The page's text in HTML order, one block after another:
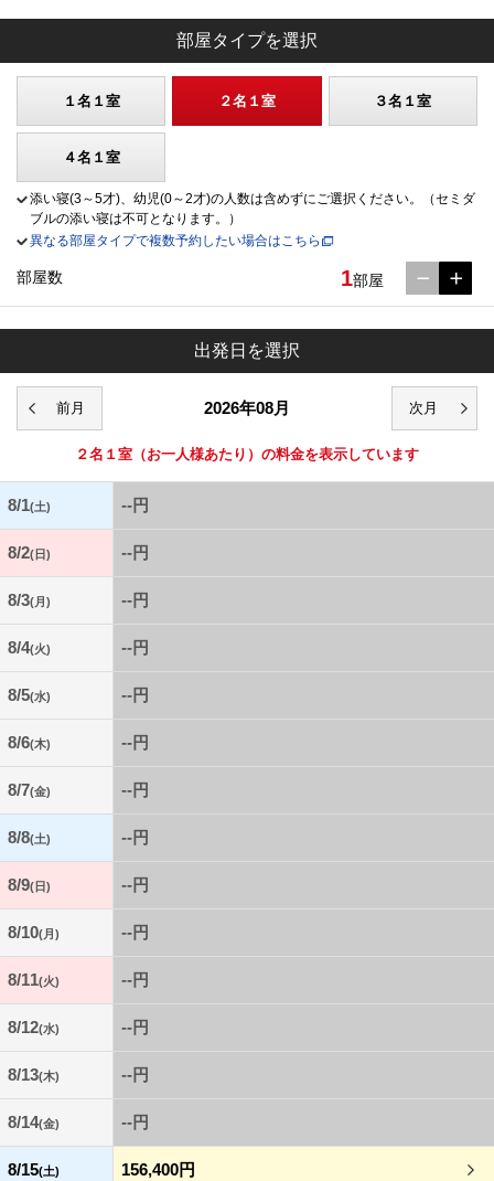
部屋タイプを選択
１名１室 ２名１室 ３名１室
４名１室
添い寝(3～5才)、幼児(0～2才)の人数は含めずにご選択ください。（セミダ
ブルの添い寝は不可となります。）
異なる部屋タイプで複数予約したい場合はこちら
部屋数 1部屋
出発日を選択
2026年08月
２名１室 （お一人様あたり）の料金を表示しています
8/1(土) --円
8/2(日) --円
8/3(月) --円
8/4(火) --円
8/5(水) --円
8/6(木) --円
8/7(金) --円
8/8(土) --円
8/9(日) --円
8/10(月) --円
8/11(火) --円
8/12(水) --円
8/13(木) --円
8/14(金) --円
8/15(土) 156,400円